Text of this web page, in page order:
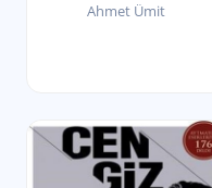
Ahmet Ümit